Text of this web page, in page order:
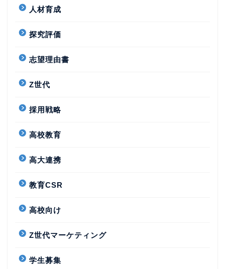
人材育成
探究評価
志望理由書
Z世代
採用戦略
高校教育
高大連携
教育CSR
高校向け
Z世代マーケティング
学生募集